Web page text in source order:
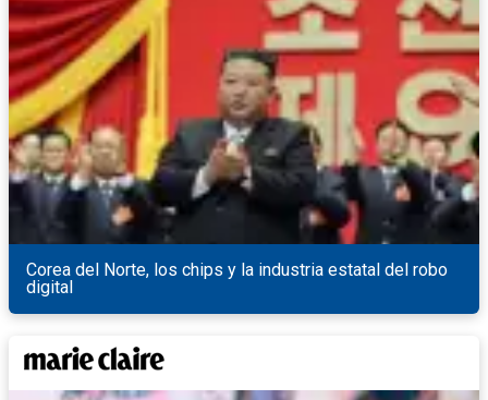
Corea del Norte, los chips y la industria estatal del robo
digital